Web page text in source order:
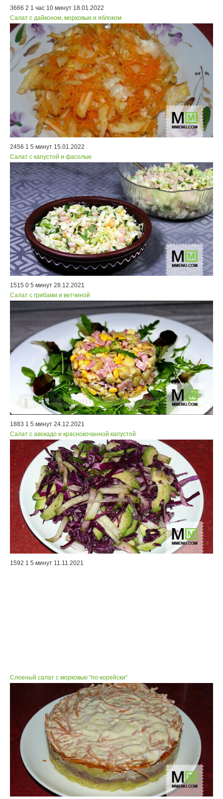
3666 2 1 час 10 минут 18.01.2022
Салат с дайконом, морковью и яблоком
2456 1 5 минут 15.01.2022
Салат с капустой и фасолью
1515 0 5 минут 28.12.2021
Cалат с грибами и ветчиной
1883 1 5 минут 24.12.2021
Салат с авокадо и краснокочанной капустой
1592 1 5 минут 11.11.2021
Слоеный салат с морковью "по-корейски"